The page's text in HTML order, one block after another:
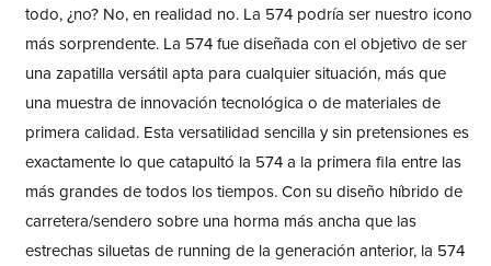
todo, ¿no? No, en realidad no. La 574 podría ser nuestro icono
más sorprendente. La 574 fue diseñada con el objetivo de ser
una zapatilla versátil apta para cualquier situación, más que
una muestra de innovación tecnológica o de materiales de
primera calidad. Esta versatilidad sencilla y sin pretensiones es
exactamente lo que catapultó la 574 a la primera fila entre las
más grandes de todos los tiempos. Con su diseño híbrido de
carretera/sendero sobre una horma más ancha que las
estrechas siluetas de running de la generación anterior, la 574